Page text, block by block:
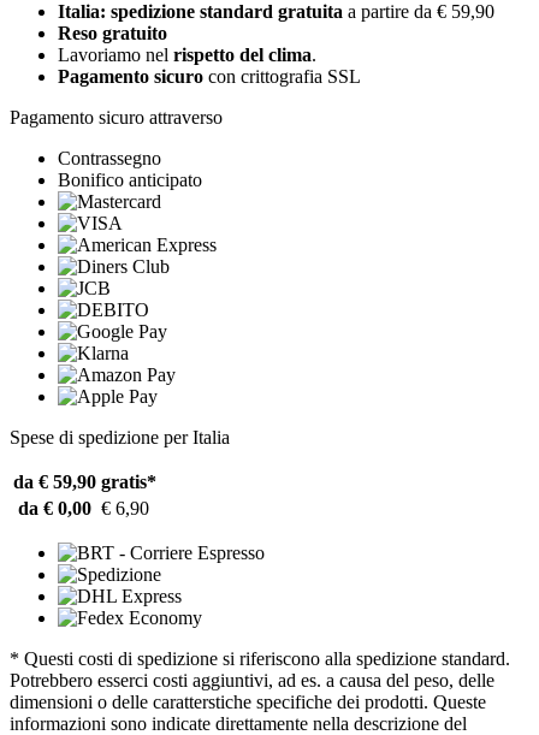
Italia: spedizione standard gratuita a partire da € 59,90
Reso gratuito
Lavoriamo nel rispetto del clima.
Pagamento sicuro con crittografia SSL
Pagamento sicuro attraverso
Contrassegno
Bonifico anticipato
Spese di spedizione per Italia
da € 59,90 gratis*
da € 0,00 € 6,90
* Questi costi di spedizione si riferiscono alla spedizione standard.
Potrebbero esserci costi aggiuntivi, ad es. a causa del peso, delle
dimensioni o delle caratterstiche specifiche dei prodotti. Queste
informazioni sono indicate direttamente nella descrizione del